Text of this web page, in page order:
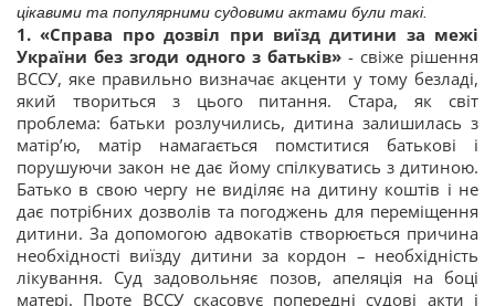
цікавими та популярними судовими актами були такі.
1. «Справа про дозвіл при виїзд дитини за межі
України без згоди одного з батьків» - свіже рішення
ВССУ, яке правильно визначає акценти у тому безладі,
який твориться з цього питання. Стара, як світ
проблема: батьки розлучились, дитина залишилась з
матір’ю, матір намагається помститися батькові і
порушуючи закон не дає йому спілкуватись з дитиною.
Батько в свою чергу не виділяє на дитину коштів і не
дає потрібних дозволів та погоджень для переміщення
дитини. За допомогою адвокатів створюється причина
необхідності виїзду дитини за кордон – необхідність
лікування. Суд задовольняє позов, апеляція на боці
матері. Проте ВССУ скасовує попередні судові акти і